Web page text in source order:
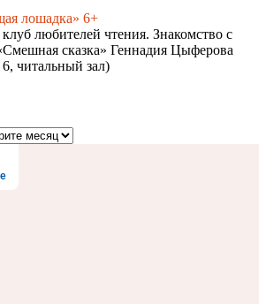
лошадка» 6+
любителей чтения. Знакомство с
сказка» Геннадия Цыферова
читальный зал)